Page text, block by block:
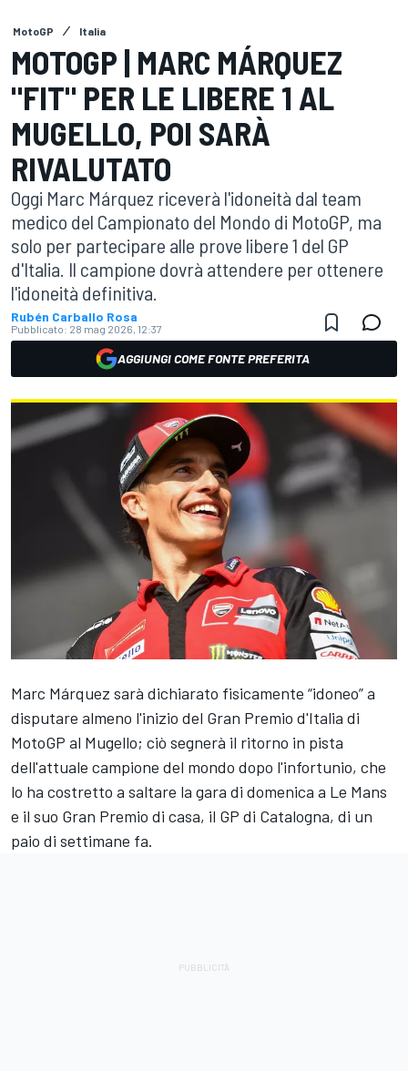
MotoGP Italia
MOTOGP | MARC MÁRQUEZ
"FIT" PER LE LIBERE 1 AL
MUGELLO, POI SARÀ
RIVALUTATO
Oggi Marc Márquez riceverà l'idoneità dal team
medico del Campionato del Mondo di MotoGP, ma
solo per partecipare alle prove libere 1 del GP
d'Italia. Il campione dovrà attendere per ottenere
l'idoneità definitiva.
Rubén Carballo Rosa
Pubblicato: 28 mag 2026, 12:37
AGGIUNGI COME FONTE PREFERITA
Marc Márquez sarà dichiarato fisicamente “idoneo” a
disputare almeno l'inizio del Gran Premio d'Italia di
MotoGP al Mugello; ciò segnerà il ritorno in pista
dell'attuale campione del mondo dopo l'infortunio, che
lo ha costretto a saltare la gara di domenica a Le Mans
e il suo Gran Premio di casa, il GP di Catalogna, di un
paio di settimane fa.